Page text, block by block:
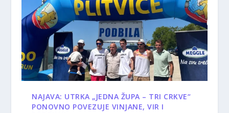
NAJAVA: UTRKA „JEDNA ŽUPA – TRI CRKVE“
PONOVNO POVEZUJE VINJANE, VIR I